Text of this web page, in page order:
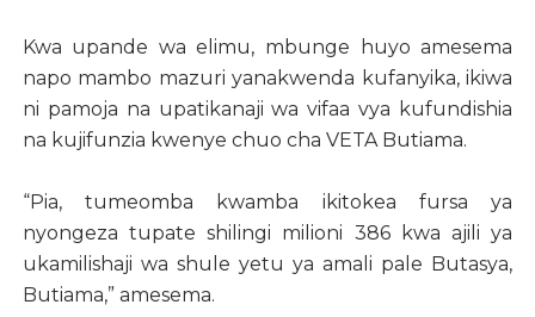
Kwa upande wa elimu, mbunge huyo amesema
napo mambo mazuri yanakwenda kufanyika, ikiwa
ni pamoja na upatikanaji wa vifaa vya kufundishia
na kujifunzia kwenye chuo cha VETA Butiama.
“Pia, tumeomba kwamba ikitokea fursa ya
nyongeza tupate shilingi milioni 386 kwa ajili ya
ukamilishaji wa shule yetu ya amali pale Butasya,
Butiama,” amesema.